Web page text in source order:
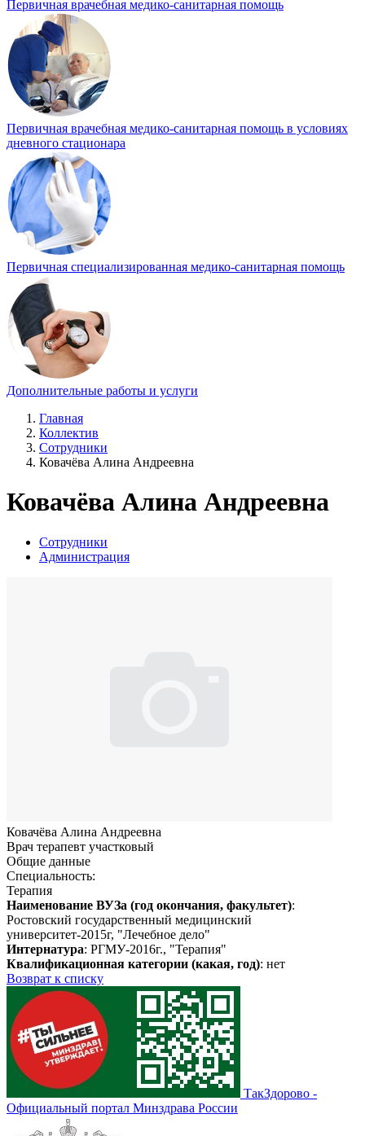
Первичная врачебная медико-санитарная помощь
Первичная врачебная медико-санитарная помощь в условиях
дневного стационара
Первичная специализированная медико-санитарная помощь
Дополнительные работы и услуги
Главная
Коллектив
Сотрудники
Ковачёва Алина Андреевна
Ковачёва Алина Андреевна
Сотрудники
Администрация
Ковачёва Алина Андреевна
Врач терапевт участковый
Общие данные
Специальность:
Терапия
Наименование ВУЗа (год окончания, факультет):
Ростовский государственный медицинский
университет-2015г, "Лечебное дело"
Интернатура: РГМУ-2016г., "Терапия"
Квалификационная категории (какая, год): нет
Возврат к списку
ТакЗдорово -
Официальный портал Минздрава России